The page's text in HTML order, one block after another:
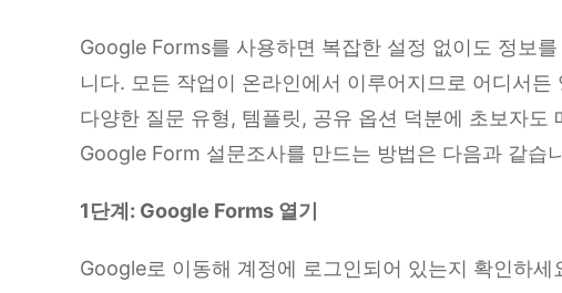
Google Forms를 사용하면 복잡한 설정 없이도 정보
니다. 모든 작업이 온라인에서 이루어지므로 어디서
다양한 질문 유형, 템플릿, 공유 옵션 덕분에 초보자도
Google Form 설문조사를 만드는 방법은 다음과 같습
1단계: Google Forms 열기
Google로 이동해 계정에 로그인되어 있는지 확인하